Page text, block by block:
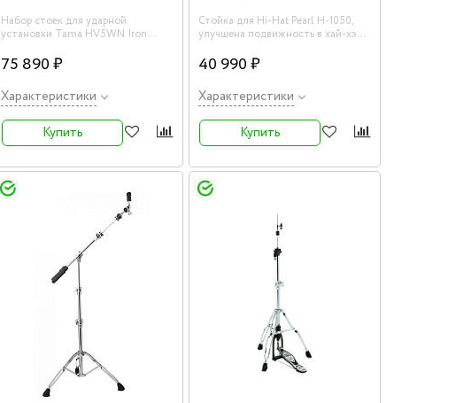
Набор стоек для ударной
установки Tama HV5WN Iron
75 890 ₽
Характеристики
Купить
Стойка для Hi-Hat Pearl H-1050,
улучшена подвижность в хай-хэт
40 990 ₽
Характеристики
Купить